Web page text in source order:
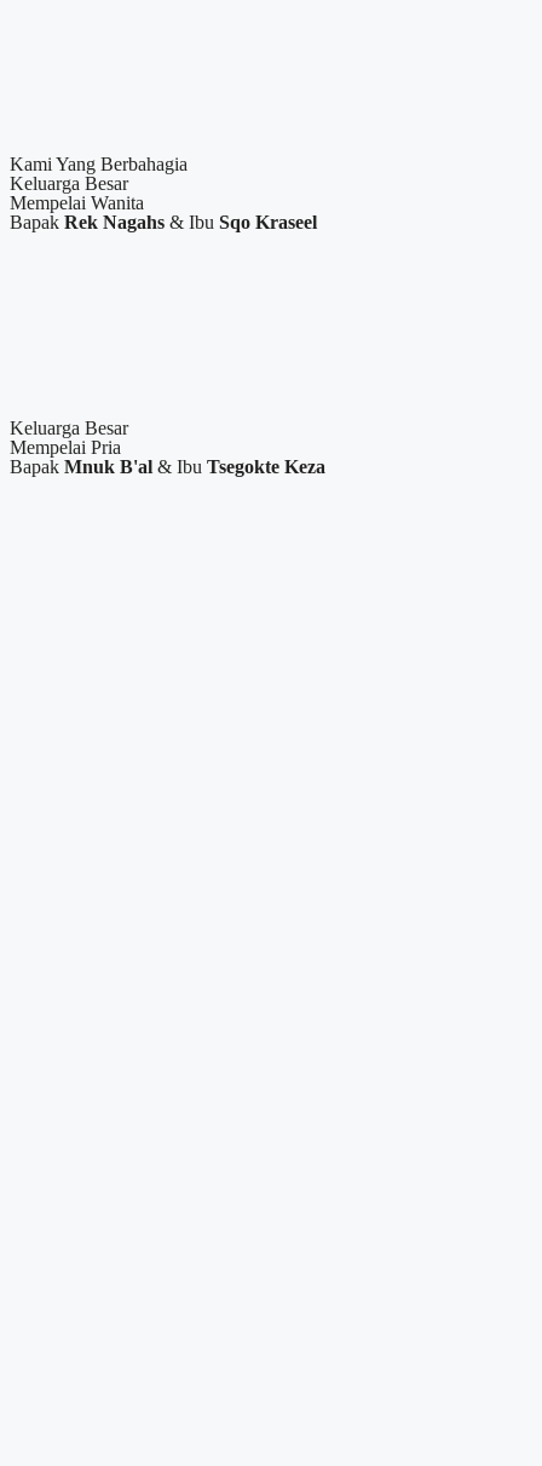
Kami Yang Berbahagia
Keluarga Besar
Mempelai Wanita
Bapak Rek Nagahs & Ibu Sqo Kraseel
Keluarga Besar
Mempelai Pria
Bapak Mnuk B'al & Ibu Tsegokte Keza